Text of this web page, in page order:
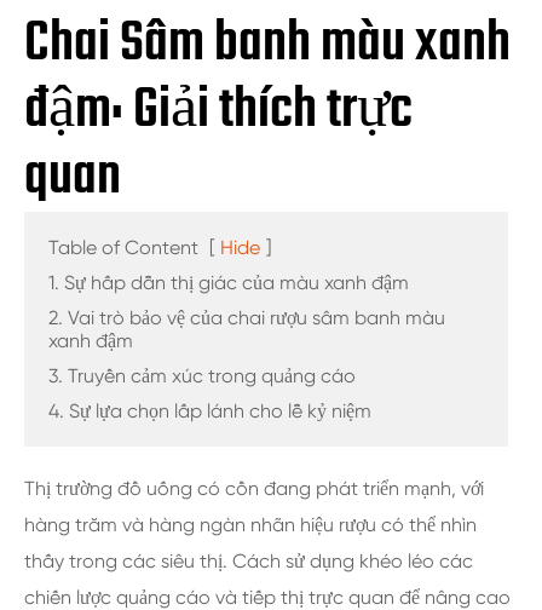
Chai Sâm banh màu xanh
đậm: Giải thích trực
quan
Table of Content [ Hide ]
1. Sự hấp dẫn thị giác của màu xanh đậm
2. Vai trò bảo vệ của chai rượu sâm banh màu
xanh đậm
3. Truyền cảm xúc trong quảng cáo
4. Sự lựa chọn lấp lánh cho lễ kỷ niệm
Thị trường đồ uống có cồn đang phát triển mạnh, với
hàng trăm và hàng ngàn nhãn hiệu rượu có thể nhìn
thấy trong các siêu thị. Cách sử dụng khéo léo các
chiến lược quảng cáo và tiếp thị trực quan để nâng cao